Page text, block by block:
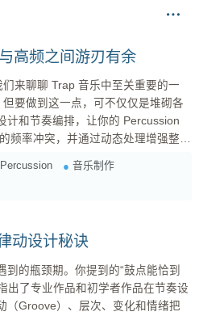
高频之间游刃有余
来聊聊 Trap 音乐中至关重要的一
要做到这一点，可不仅仅是堆砌各
计和节奏编排，让你的 Percussion
频率冲突，并通过动态处理增强整体
清晰度和细节。这其中，808 鼓和
Percussion
音乐制作
动设计秘诀
的瓶颈期。你提到的“鼓点能恰到
出了专业作品和初学者作品在节奏设
（Groove）、层次、变化和情绪把